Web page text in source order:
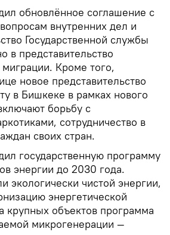
обновлённое соглашение с
внутренних дел и
Государственной службы
в представительство
Кроме того,
новое представительство
в Бишкеке в рамках нового
борьбу с
сотрудничество в
своих стран.
государственную программу
энергии до 2030 года.
экологически чистой энергии,
энергетической
крупных объектов программа
микрогенерации —